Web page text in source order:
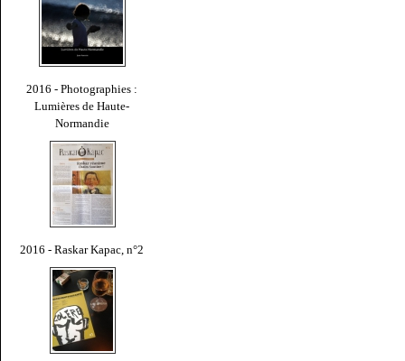
2016 - Photographies :
Lumières de Haute-
Normandie
2016 - Raskar Kapac, n°2